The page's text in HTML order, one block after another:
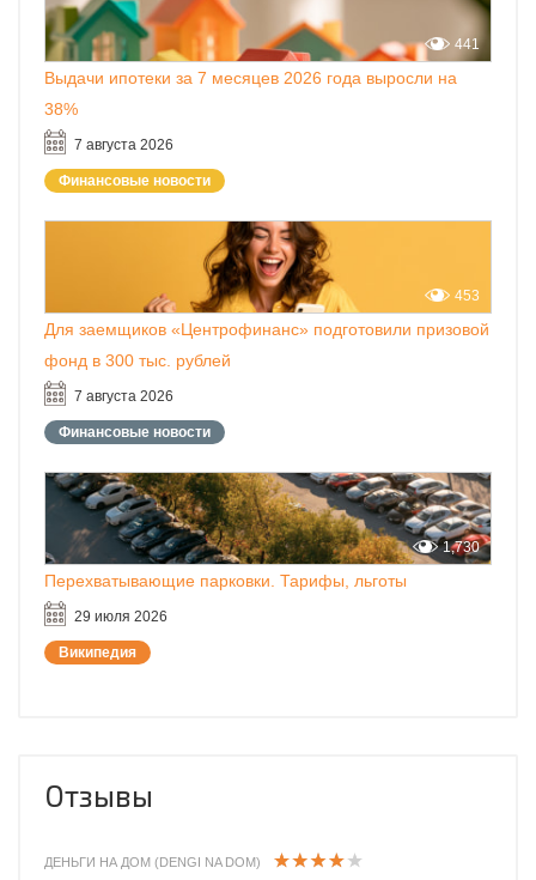
Выдачи ипотеки за 7 месяцев 2026 года выросли на
38%
7 августа 2026
441
Финансовые новости
Для заемщиков «Центрофинанс» подготовили призовой
фонд в 300 тыс. рублей
7 августа 2026
453
Финансовые новости
Перехватывающие парковки. Тарифы, льготы
29 июля 2026
1,730
Википедия
Отзывы
ДЕНЬГИ НА ДОМ (DENGI NA DOM)